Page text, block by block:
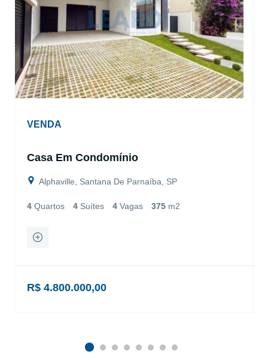
VENDA
Casa Em Condomínio
Alphaville, Santana De Parnaíba, SP
4 Quartos 4 Suítes 4 Vagas 375 m2
R$ 4.800.000,00